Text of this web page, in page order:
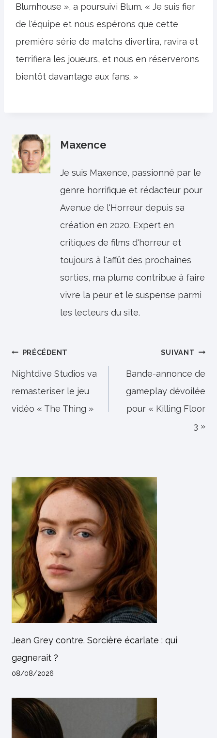
Blumhouse », a poursuivi Blum. « Je suis fier
de l'équipe et nous espérons que cette
première série de matchs divertira, ravira et
terrifiera les joueurs, et nous en réserverons
bientôt davantage aux fans. »
Maxence
Je suis Maxence, passionné par le
genre horrifique et rédacteur pour
Avenue de l'Horreur depuis sa
création en 2020. Expert en
critiques de films d'horreur et
toujours à l'affût des prochaines
sorties, ma plume contribue à faire
vivre la peur et le suspense parmi
les lecteurs du site.
Navigation
de
l’article
PRÉCÉDENT
Nightdive Studios va
remasteriser le jeu
vidéo « The Thing »
SUIVANT
Bande-annonce de
gameplay dévoilée
pour « Killing Floor
3 »
Jean Grey contre. Sorcière écarlate : qui
gagnerait ?
08/08/2026